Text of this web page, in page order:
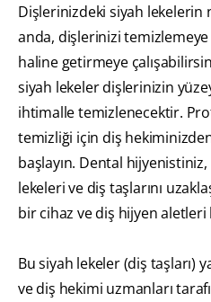
Dişlerinizdeki siyah
anda, dişlerinizi
haline getirmeye
siyah lekeler dişlerinizin
ihtimalle temizlenecektir.
temizliği için diş
başlayın. Dental
lekeleri ve diş taşlarını
bir cihaz ve diş hijyen
Bu siyah lekeler (diş taşları)
ve diş hekimi uzmanları